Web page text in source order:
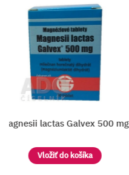
Magnesii lactas Galvex 500 mg
Vložiť do košíka